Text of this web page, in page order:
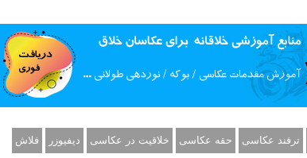
ترفند عکاسی حقه عکاسی خلاقیت در عکاسی دیفیوزر فلاش